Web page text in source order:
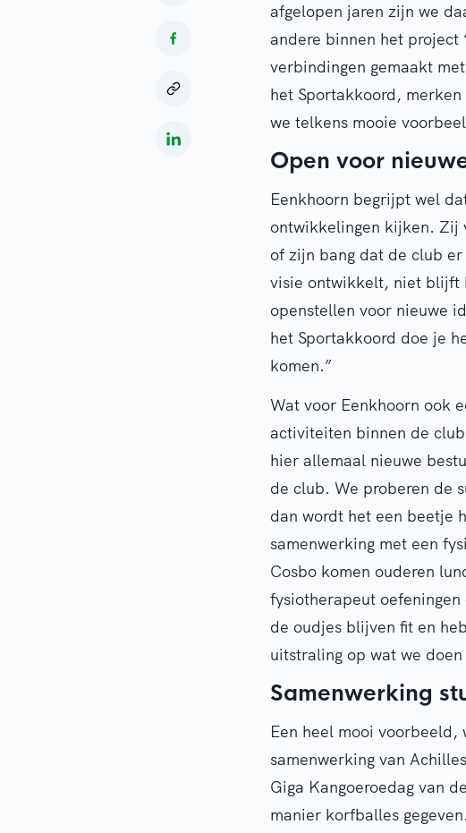
afgelopen jaren zijn we
andere binnen het project
verbindingen gemaakt
het Sportakkoord,
we telkens mooie
Open voor
Eenkhoorn begrijpt wel
ontwikkelingen kijken. Zij
of zijn bang dat de club
visie ontwikkelt, niet blijft
openstellen voor nieuwe
het Sportakkoord doe je
komen.”
Wat voor Eenkhoorn ook
activiteiten binnen de
hier allemaal nieuwe
de club. We proberen de
dan wordt het een beetje
samenwerking met een
Cosbo komen ouderen
fysiotherapeut
de oudjes blijven fit en
uitstraling op wat we
Samenwerking
Een heel mooi
samenwerking van
Giga Kangoeroedag van
manier korfballes